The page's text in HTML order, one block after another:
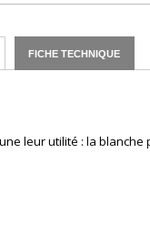
FICHE TECHNIQUE
leur utilité : la